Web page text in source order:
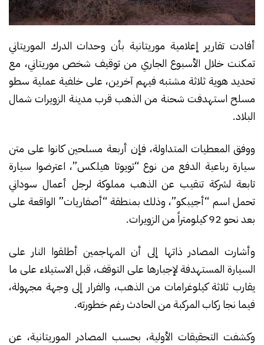
أفادت تقارير إعلامية موريتانية بأن وحدات الدرك الموريتاني
تمكنت خلال الأسبوع الجاري من توقيف شخص موريتاني، مع
تحديد هوية ثلاثة مشتبه فيهم آخرين، على خلفية عملية سطو
مسلح استهدفت شحنة من الذهب قرب مدينة الزويرات شمال
البلاد.
ووفق المعطيات المتداولة، فإن أربعة مسلحين كانوا على متن
سيارة رباعية الدفع من نوع “تويوتا هيلكس”، اعترضوا سيارة
تابعة لشركة تنقيب عن الذهب مملوكة لرجل أعمال سوداني
تحمل اسم “أجيبكو”، وذلك بمنطقة “أصفاريات” الواقعة على
بعد نحو 92 كيلومتراً من الزويرات.
وأشارت المصادر ذاتها إلى أن المهاجمين أطلقوا النار على
السيارة المستهدفة لإجبارها على التوقف، قبل الاستيلاء على ما
يقارب ثلاثة كيلوغرامات من الذهب، والفرار إلى وجهة مجهولة،
فيما نجا ركاب المركبة من الحادث رغم خطورته.
وكشفت التحقيقات الأولية، بحسب المصادر الموريتانية، عن